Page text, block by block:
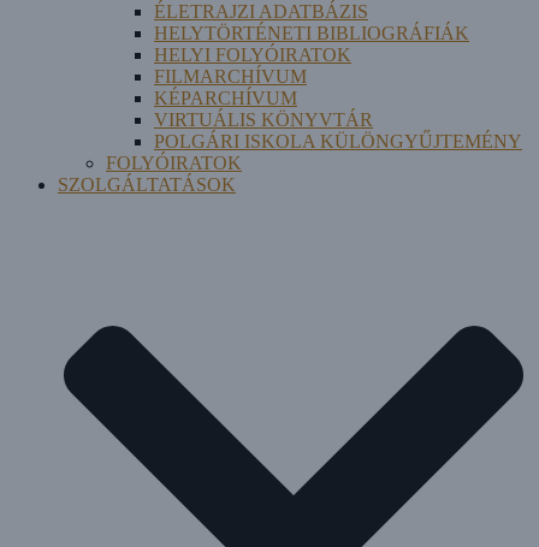
ÉLETRAJZI ADATBÁZIS
HELYTÖRTÉNETI BIBLIOGRÁFIÁK
HELYI FOLYÓIRATOK
FILMARCHÍVUM
KÉPARCHÍVUM
VIRTUÁLIS KÖNYVTÁR
POLGÁRI ISKOLA KÜLÖNGYŰJTEMÉNY
FOLYÓIRATOK
SZOLGÁLTATÁSOK